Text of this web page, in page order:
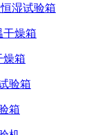
湿试验箱
燥箱
箱